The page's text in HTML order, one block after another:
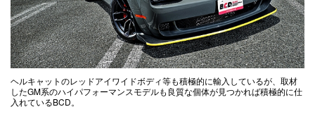
ヘルキャットのレッドアイワイドボディ等も積極的に輸入しているが、取材
したGM系のハイパフォーマンスモデルも良質な個体が見つかれば積極的に仕
入れているBCD。